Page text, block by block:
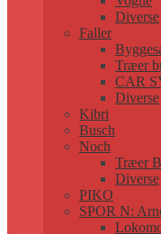
Diverse
Faller
Træer
CAR
Diverse
Kibri
Busch
Noch
Træer
Diverse
PIKO
SPOR N: